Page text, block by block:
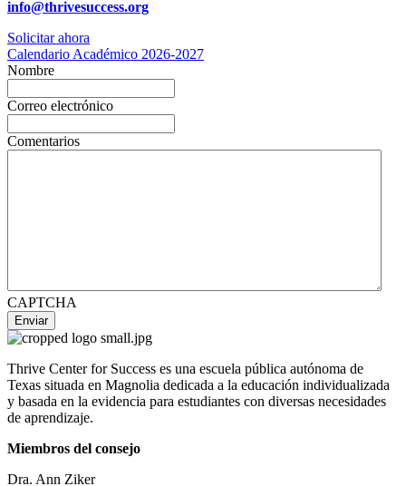
info@thrivesuccess.org
Solicitar ahora
Calendario Académico 2026-2027
Nombre
Correo electrónico
Comentarios
CAPTCHA
Enviar
Thrive Center for Success es una escuela pública autónoma de
Texas situada en Magnolia dedicada a la educación individualizada
y basada en la evidencia para estudiantes con diversas necesidades
de aprendizaje.
Miembros del consejo
Dra. Ann Ziker